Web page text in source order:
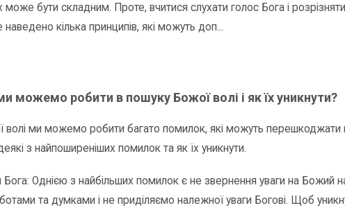
може бути складним. Проте, вчитися слухати голос Бога і
кілька принципів, які можуть доп...
можемо робити в пошуку Божої волі і як їх уникнути?
волі ми можемо робити багато помилок, які можуть перешкоджати
з найпоширеніших помилок та як їх уникнути.
Бога: Однією з найбільших помилок є не звернення уваги на Божий
та думками і не приділяємо належної уваги Богові. Щоб